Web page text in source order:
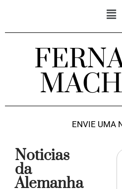
ENVIE UMA
Noticias
da
Alemanha